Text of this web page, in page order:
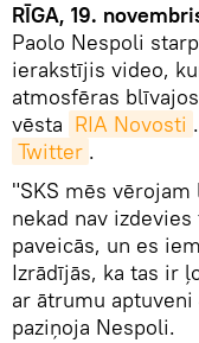
RĪGA, 19.
Paolo Nespoli
ierakstījis video,
atmosfēras
vēsta RIA Novosti
Twitter .
"SKS mēs
nekad nav
paveicās, un es
Izrādījās, ka tas ir
ar ātrumu
paziņoja Nespoli.